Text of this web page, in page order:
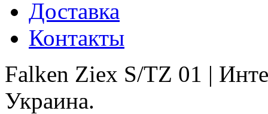
Доставка
Контакты
Falken Ziex S/TZ 01 |
Украина.